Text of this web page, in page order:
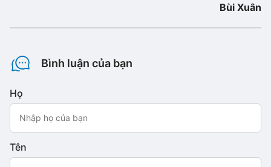
Bùi Xuân
Bình luận của bạn
Họ
Tên